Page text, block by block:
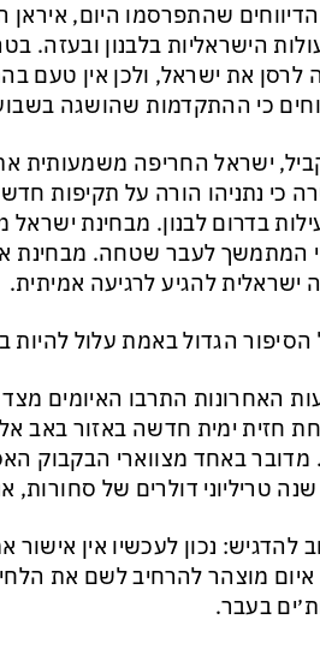
שהתפרסמו היום,
הישראליות בלבנון ובעזה.
לרסן את ישראל, ולכן אין טעם
כי ההתקדמות שהושגה
ישראל החריפה משמעותית
כי נתניהו הורה על תקיפות
בדרום לבנון. מבחינת
המתמשך לעבר שטחה. מבחינת
ישראלית להגיע לרגיעה אמיתית.
הסיפור הגדול באמת עלול להיות
האחרונות התרבו האיומים מצד
חזית ימית חדשה באזור באב
מדובר באחד מצווארי הבקבוק
טריליוני דולרים של סחורות,
להדגיש: נכון לעכשיו אין
איום מוצהר להרחיב לשם את
בעבר.